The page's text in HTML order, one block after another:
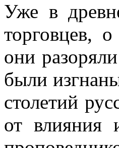
Уже в
торговцев,
они
были
столетий
от влияния